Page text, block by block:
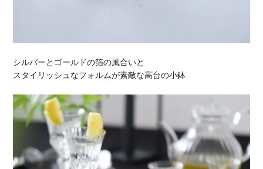
シルバーとゴールドの箔の風合いと
スタイリッシュなフォルムが素敵な高台の小鉢